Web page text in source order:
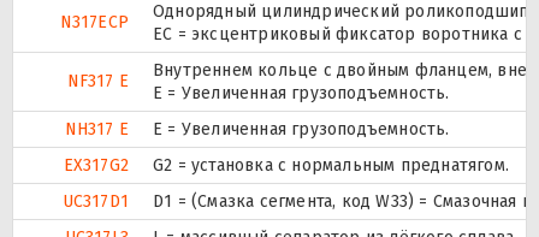
N317ECP
Однорядный цилиндрический
ЕС = эксцентриковый фиксатор воротника с
NF317 E
Внутреннем кольце с двойным фланцем,
Е = Увеличенная грузоподъемность.
NH317 E
Е = Увеличенная грузоподъемность.
EX317G2
G2 = установка с нормальным преднатягом.
UC317D1
D1 = (Смазка сегмента, код W33) =